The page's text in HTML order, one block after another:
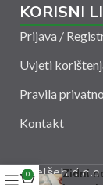
KORISNI
Prijava /
Uvjeti
Pravila
Kontakt
AmelšehZidni
0